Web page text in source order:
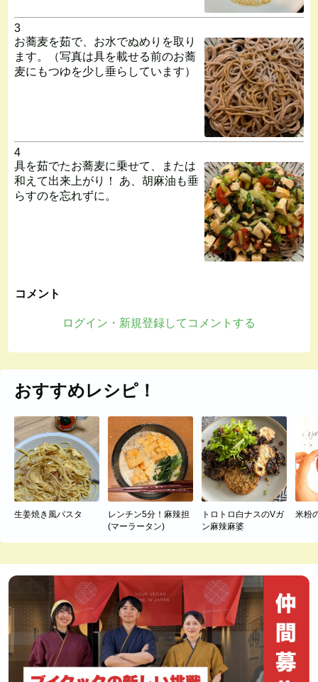
3
お蕎麦を茹で、お水でぬめりを取り
ます。（写真は具を載せる前のお蕎
麦にもつゆを少し垂らしています）
4
具を茹でたお蕎麦に乗せて、または
和えて出来上がり！ あ、胡麻油も垂
らすのを忘れずに。
コメント
ログイン・新規登録してコメントする
おすすめレシピ！
生姜焼き風パスタ
レンチン5分！麻辣担
(マーラータン)
トロトロ白ナスのVガ
ン麻辣麻婆
米粉